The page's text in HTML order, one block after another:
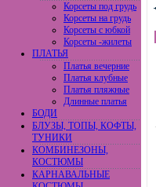
Корсеты под грудь
Корсеты на грудь
Корсеты с юбкой
Корсеты -жилеты
ПЛАТЬЯ
Платья вечерние
Платья клубные
Платья пляжные
Длинные платья
БОДИ
БЛУЗЫ, ТОПЫ, КОФТЫ,
ТУНИКИ
КОМБИНЕЗОНЫ,
КОСТЮМЫ
КАРНАВАЛЬНЫЕ